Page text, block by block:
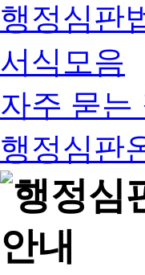
행정심판
서식모음
자주 묻는
행정심판